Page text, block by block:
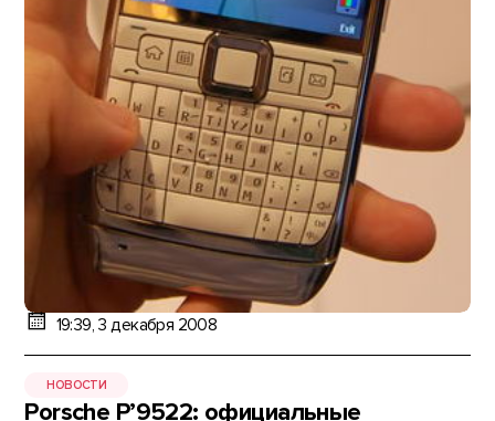
19:39, 3 декабря 2008
НОВОСТИ
Porsche P’9522: официальные